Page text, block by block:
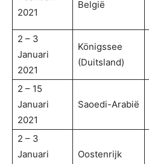
2021
België
2 – 3
Januari
2021
Königssee
(Duitsland)
2 – 15
Januari
2021
Saoedi-Arabië
2 – 3
Januari
Oostenrijk